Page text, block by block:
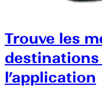
Trouve les
l’application